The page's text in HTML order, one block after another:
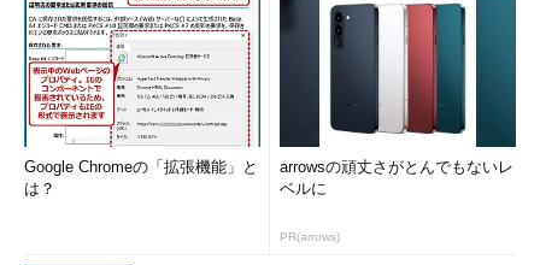
図28 PRF値の計算アルゴリズム。P_MD5とP_SHA-1が重
要な役割を果たす
この計算アルゴリズムのポイントは、任意長の情報であるシー
クレット、ラベル、シードをもとにして、出力結果の分布を偏ら
せることなく、必要なビット長に拡張した情報が得られる点だ。
その主な役割を果たしているのは、P_MD5やP_SHA-1といった関
数である。MD5やSHA-1がハッシュ関数であることはすでに述べ
の拡張を行っているもので、PRF関数の最も重要な部分を担って
Google Chromeの「拡張機能」と
は？
arrowsの頑丈さがとんでもないレ
ベルに
PR(arrows)